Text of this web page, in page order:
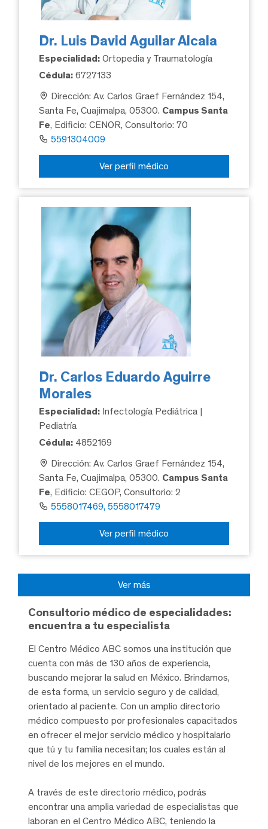
Dr. Luis David Aguilar Alcala
Especialidad: Ortopedia y Traumatología
Cédula: 6727133
Dirección: Av. Carlos Graef Fernández 154,
Santa Fe, Cuajimalpa, 05300. Campus Santa
Fe, Edificio: CENOR, Consultorio: 70
5591304009
Ver perfil médico
Dr. Carlos Eduardo Aguirre
Morales
Especialidad: Infectología Pediátrica |
Pediatría
Cédula: 4852169
Dirección: Av. Carlos Graef Fernández 154,
Santa Fe, Cuajimalpa, 05300. Campus Santa
Fe, Edificio: CEGOP, Consultorio: 2
5558017469, 5558017479
Ver perfil médico
Ver más
Consultorio médico de especialidades:
encuentra a tu especialista
El Centro Médico ABC somos una institución que
cuenta con más de 130 años de experiencia,
buscando mejorar la salud en México. Brindamos,
de esta forma, un servicio seguro y de calidad,
orientado al paciente. Con un amplio directorio
médico compuesto por profesionales capacitados
en ofrecer el mejor servicio médico y hospitalario
que tú y tu familia necesitan; los cuales están al
nivel de los mejores en el mundo.
A través de este directorio médico, podrás
encontrar una amplia variedad de especialistas que
laboran en el Centro Médico ABC, teniendo la